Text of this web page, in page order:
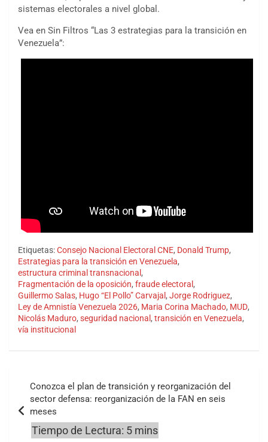
sistemas electorales a nivel global.
Vea en Sin Filtros “Las 3 estrategias para la transición en
Venezuela”:
Etiquetas:Consejo Nacional Electoral CNE, Donald Trump,
Estrategias para la transición en Venezuela,
estructura criminal transnacional ,
Fragmentación de la oposición, fraude electoral ,
Guillermo Salas, Hugo “El Pollo” Carvajal , Jorge Rodriguez,
Ley de Amnistía Venezuela 2026, Maria Corina Machado, MUD,
Nicolás Maduro, seguridad nacional , transición en Venezuela,
vía institucional
entradas
Conozca el plan de transición y reorganización del
sector defensa: reorganización de la FAN en seis
meses